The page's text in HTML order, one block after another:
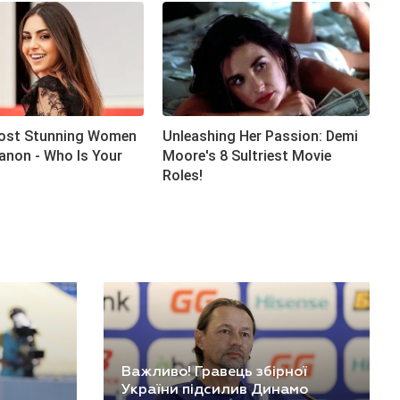
Важливо! Гравець збірної
України підсилив Динамо